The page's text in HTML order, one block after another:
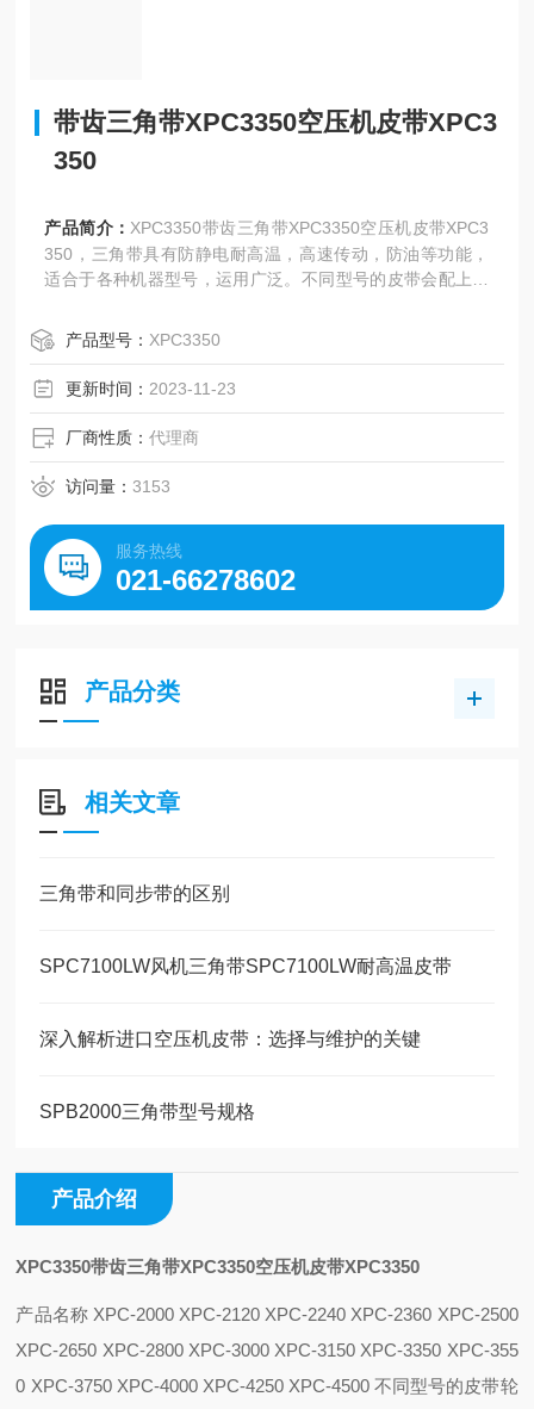
带齿三角带XPC3350空压机皮带XPC3
350
产品简介： XPC3350带齿三角带XPC3350空压机皮带XPC3
350，三角带具有防静电耐高温，高速传动，防油等功能，
适合于各种机器型号，运用广泛。不同型号的皮带会配上相
小。
产品型号： XPC3350
更新时间： 2023-11-23
厂商性质：代理商
访问量：3153
服务热线
021-66278602
产品分类
相关文章
三角带和同步带的区别
SPC7100LW风机三角带SPC7100LW耐高温皮带
深入解析进口空压机皮带：选择与维护的关键
SPB2000三角带型号规格
产品介绍
XPC3350带齿三角带XPC3350空压机皮带XPC3350
产品名称 XPC-2000 XPC-2120 XPC-2240 XPC-2360 XPC-2500
XPC-2650 XPC-2800 XPC-3000 XPC-3150 XPC-3350 XPC-355
0 XPC-3750 XPC-4000 XPC-4250 XPC-4500不同型号的皮带轮